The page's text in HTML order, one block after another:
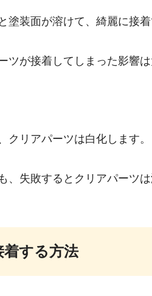
塗装面が溶けて、綺麗に接着
ツが接着してしまった影響は
クリアパーツは白化します。
、失敗するとクリアパーツ
する方法